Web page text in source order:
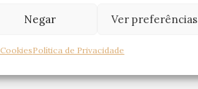
Negar Ver preferências
Política de Privacidade